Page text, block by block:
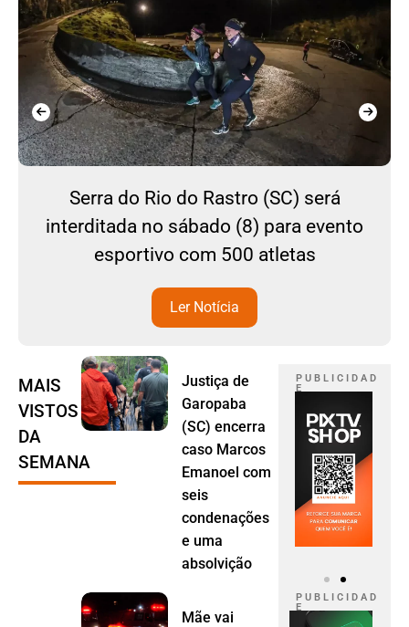
Serra do Rio do Rastro (SC) será
interditada no sábado (8) para evento
esportivo com 500 atletas
Ler Notícia
MAIS
VISTOS
DA
SEMANA
Justiça de
Garopaba
(SC) encerra
caso Marcos
Emanoel com
seis
condenações
e uma
absolvição
Mãe vai
P U B L I C I D A D
E
P U B L I C I D A D
E